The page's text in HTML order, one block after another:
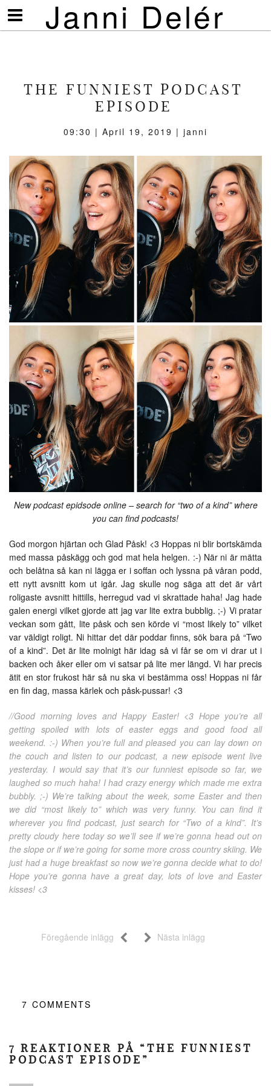
Janni Delér
Visa/göm
meny
THE FUNNIEST PODCAST
EPISODE
09:30 | April 19, 2019 | janni
New podcast epidsode online – search for “two of a kind” where
you can find podcasts!
God morgon hjärtan och Glad Påsk! <3 Hoppas ni blir bortskämda
med massa påskägg och god mat hela helgen. :-) När ni är mätta
och belåtna så kan ni lägga er i soffan och lyssna på våran podd,
ett nytt avsnitt kom ut igår. Jag skulle nog säga att det är vårt
roligaste avsnitt hittills, herregud vad vi skrattade haha! Jag hade
galen energi vilket gjorde att jag var lite extra bubblig. ;-) Vi pratar
veckan som gått, lite påsk och sen körde vi “most likely to” vilket
var väldigt roligt. Ni hittar det där poddar finns, sök bara på “Two
of a kind”. Det är lite molnigt här idag så vi får se om vi drar ut i
backen och åker eller om vi satsar på lite mer längd. Vi har precis
ätit en stor frukost här så nu ska vi bestämma oss! Hoppas ni får
en fin dag, massa kärlek och påsk-pussar! <3
//Good morning loves and Happy Easter! <3 Hope you’re all
getting spoiled with lots of easter eggs and good food all
weekend. :-) When you’re full and pleased you can lay down on
the couch and listen to our podcast, a new episode went live
yesterday. I would say that it’s our funniest episode so far, we
laughed so much haha! I had crazy energy which made me extra
bubbly. ;-) We’re talking about the week, some Easter and then
we did “most likely to” which was very funny. You can find it
wherever you find podcast, just search for “Two of a kind”. It’s
pretty cloudy here today so we’ll see if we’re gonna head out on
the slope or if we’re going for some more cross country skiing. We
just had a huge breakfast so now we’re gonna decide what to do!
Hope you’re gonna have a great day, lots of love and Easter
kisses! <3
Föregående inlägg Nästa inlägg
7 COMMENTS
7 REAKTIONER PÅ “THE FUNNIEST
PODCAST EPISODE”